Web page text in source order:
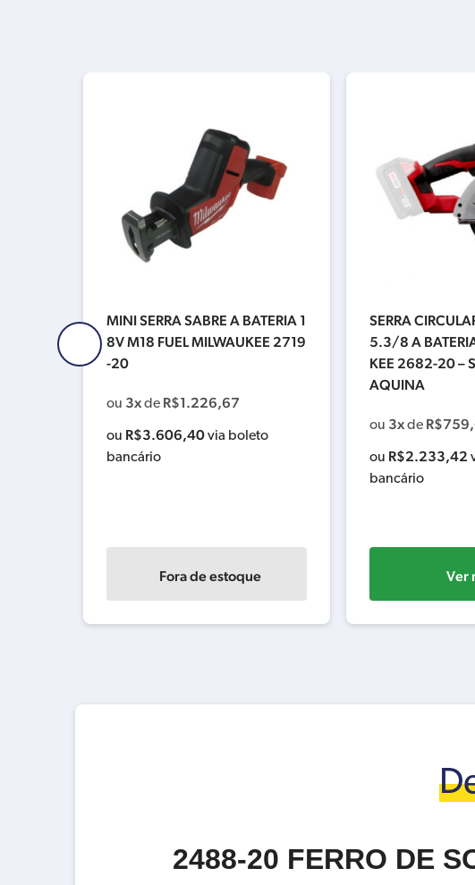
MINI SERRA SABRE A BATERIA 1
8V M18 FUEL MILWAUKEE 2719
-20
ou 3xde R$1.226,67
ou R$3.606,40via boleto
bancário
Fora de estoque
SERRA
5.3/8 A
KEE 2682-20 –
AQUINA
ou 3xde R$
ou R$2.233,42
bancário
Ver
2488-20 FERRO DE